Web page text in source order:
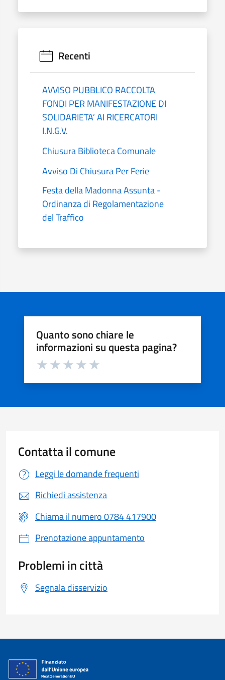
Recenti
AVVISO PUBBLICO RACCOLTA
FONDI PER MANIFESTAZIONE DI
SOLIDARIETA’ AI RICERCATORI
I.N.G.V.
Chiusura Biblioteca Comunale
Avviso Di Chiusura Per Ferie
Festa della Madonna Assunta -
Ordinanza di Regolamentazione
del Traffico
Quanto sono chiare le
informazioni su questa pagina?
Valuta da 1 a 5 stelle la pagina
Contatta il comune
Leggi le domande frequenti
Richiedi assistenza
Chiama il numero 0784 417900
Prenotazione appuntamento
Problemi in città
Segnala disservizio